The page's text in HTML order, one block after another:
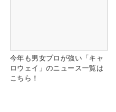
今年も男女プロが強い「キャ
ロウェイ」のニュース一覧は
こちら！